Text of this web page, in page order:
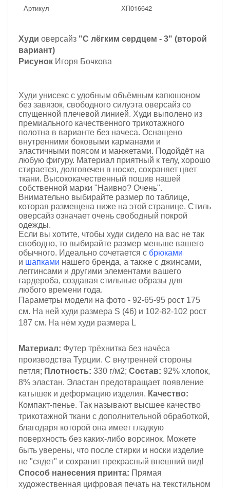
Артикул ХП016642
Худи оверсайз "С лёгким сердцем - 3" (второй
вариант)
Рисунок Игоря Бочкова
Худи унисекс с удобным объёмным капюшоном
без завязок, свободного силуэта оверсайз со
спущенной плечевой линией. Худи выполено из
премиального качественного трикотажного
полотна в варианте без начеса. Оснащено
внутренними боковыми карманами и
эластичными поясом и манжетами. Подойдёт на
любую фигуру. Материал приятный к телу, хорошо
стирается, долговечен в носке, сохраняет цвет
ткани. Высококачественный пошив нашей
собственной марки "Наивно? Очень".
Внимательно выбирайте размер по таблице,
которая размещена ниже на этой странице. Стиль
оверсайз означает очень свободный покрой
одежды.
Если вы хотите, чтобы худи сидело на вас не так
свободно, то выбирайте размер меньше вашего
обычного. Идеально сочетается с брюками
и шапками нашего бренда, а также с джинсами,
леггинсами и другими элементами вашего
гардероба, создавая стильные образы для
любого времени года.
Параметры модели на фото - 92-65-95 рост 175
см. На ней худи размера S (46) и 102-82-102 рост
187 см. На нём худи размера L
Материал: Футер трёхнитка без начёса
производства Турции. С внутренней стороны
петля; Плотность: 330 г/м2; Состав: 92% хлопок,
8% эластан. Эластан предотвращает появление
катышек и деформацию изделия. Качество:
Компакт-пенье. Так называют высшее качество
трикотажной ткани с дополнительной обработкой,
благодаря которой она имеет гладкую
поверхность без каких-либо ворсинок. Можете
быть уверены, что после стирки и носки изделие
не "сядет" и сохранит прекрасный внешний вид!
Способ нанесения принта: Прямая
художественная цифровая печать на текстильном